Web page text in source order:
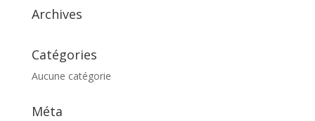
Archives
Catégories
Aucune catégorie
Méta